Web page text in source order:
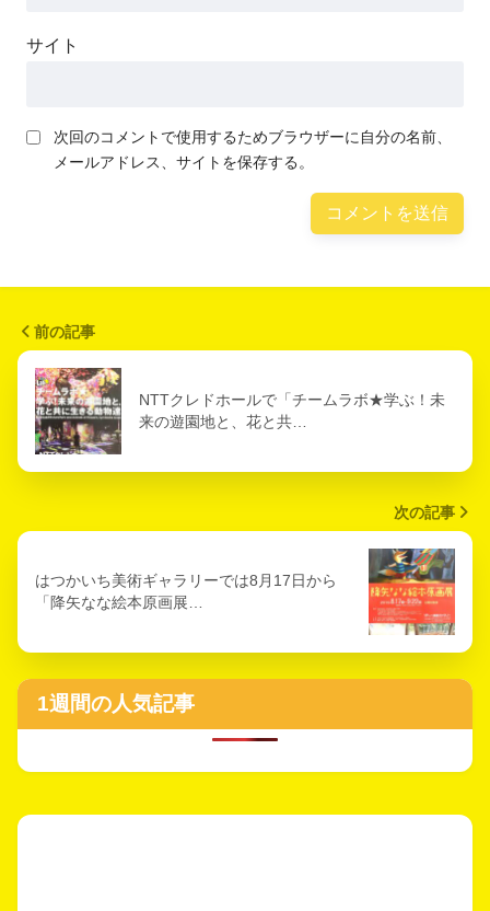
サイト
次回のコメントで使用するためブラウザーに自分の名前、
メールアドレス、サイトを保存する。
前の記事
NTTクレドホールで「チームラボ★学ぶ！未
来の遊園地と、花と共…
次の記事
はつかいち美術ギャラリーでは8月17日から
「降矢なな絵本原画展…
1週間の人気記事